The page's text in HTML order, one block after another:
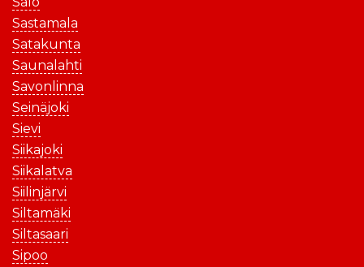
Sastamala
Satakunta
Saunalahti
Savonlinna
Seinäjoki
Sievi
Siikajoki
Siikalatva
Siilinjärvi
Siltamäki
Siltasaari
Sipoo